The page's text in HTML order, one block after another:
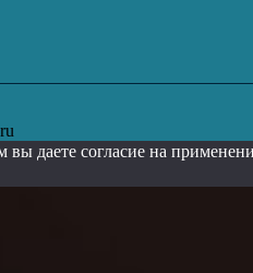
вы даете согласие на